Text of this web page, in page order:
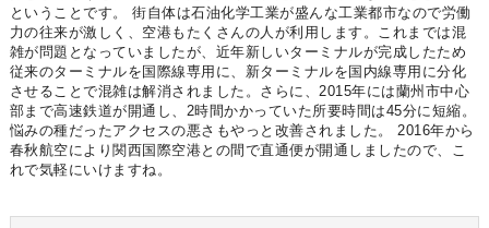
ということです。 街自体は石油化学工業が盛んな工業都市なので労働
力の往来が激しく、空港もたくさんの人が利用します。これまでは混
雑が問題となっていましたが、近年新しいターミナルが完成したため
従来のターミナルを国際線専用に、新ターミナルを国内線専用に分化
させることで混雑は解消されました。さらに、2015年には蘭州市中心
部まで高速鉄道が開通し、2時間かかっていた所要時間は45分に短縮。
悩みの種だったアクセスの悪さもやっと改善されました。 2016年から
春秋航空により関西国際空港との間で直通便が開通しましたので、こ
れで気軽にいけますね。